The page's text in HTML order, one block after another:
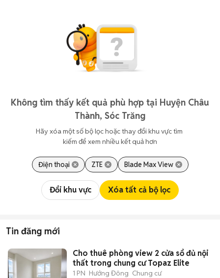
Không tìm thấy kết quả phù hợp tại Huyện Châu
Thành, Sóc Trăng
Hãy xóa một số bộ lọc hoặc thay đổi khu vực tìm
kiếm để xem nhiều kết quả hơn
Điện thoại ZTE Blade Max View
Đổi khu vực Xóa tất cả bộ lọc
Tin đăng mới
Cho thuê phòng view 2 cửa sổ đủ nội
thất trong chung cư Topaz Elite
1 PN Hướng Đông Chung cư